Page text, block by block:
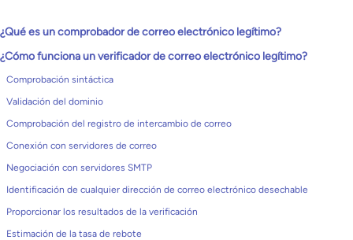
¿Qué es un comprobador de correo electrónico legítimo?
¿Cómo funciona un verificador de correo electrónico legítimo?
Comprobación sintáctica
Validación del dominio
Comprobación del registro de intercambio de correo
Conexión con servidores de correo
Negociación con servidores SMTP
Identificación de cualquier dirección de correo electrónico desechable
Proporcionar los resultados de la verificación
Estimación de la tasa de rebote